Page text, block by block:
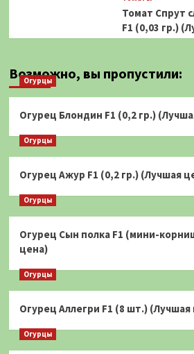
Томат Спрут
F1 (0,03 гр.)
Возможно, вы пропустили:
Огурцы
Огурец Блондин F1 (0,2 гр.)
Огурцы
Огурец Ажур F1 (0,2 гр.) (Лучшая
Огурцы
Огурец Сын полка F1 (мини-
цена)
Огурцы
Огурец Аллегри F1 (8 шт.) (Лучшая
Огурцы